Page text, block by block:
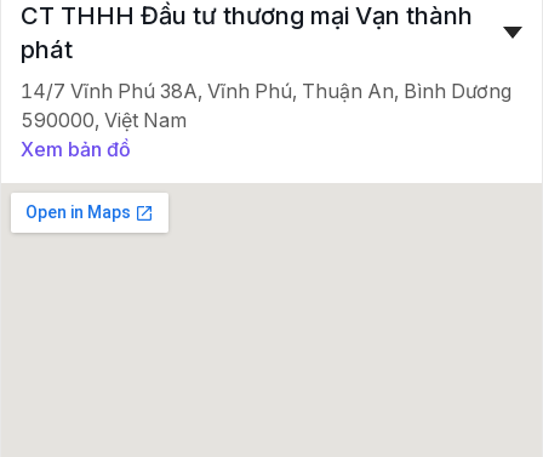
CT THHH Đầu tư thương mại Vạn thành
phát
14/7 Vĩnh Phú 38A, Vĩnh Phú, Thuận An, Bình Dương
590000, Việt Nam
Xem bản đồ